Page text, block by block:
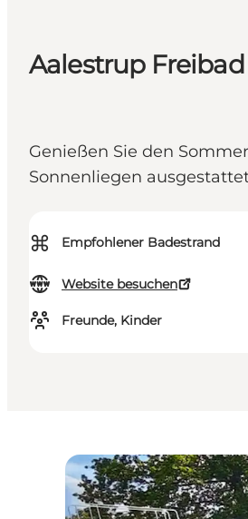
Aalestrup Freibad
Genießen Sie den
Sonnenliegen
⌘ Empfohlener Badestrand
Website besuchen
Freunde, Kinder